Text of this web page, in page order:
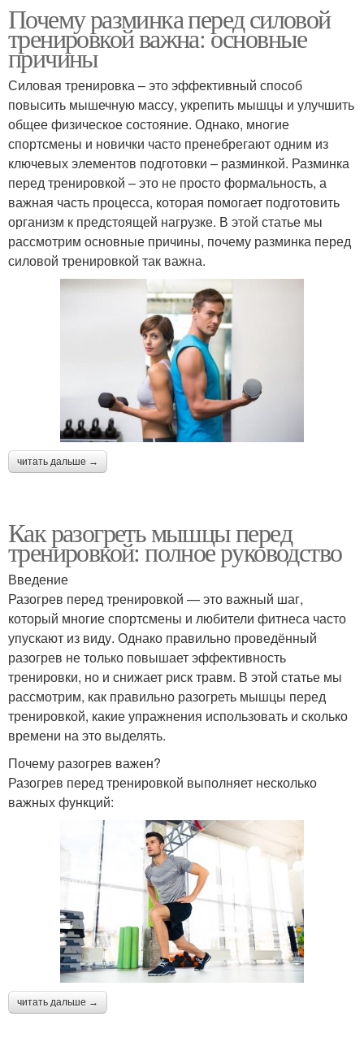
Почему разминка перед силовой
тренировкой важна: основные
причины
Силовая тренировка – это эффективный способ
повысить мышечную массу, укрепить мышцы и улучшить
общее физическое состояние. Однако, многие
спортсмены и новички часто пренебрегают одним из
ключевых элементов подготовки – разминкой. Разминка
перед тренировкой – это не просто формальность, а
важная часть процесса, которая помогает подготовить
организм к предстоящей нагрузке. В этой статье мы
рассмотрим основные причины, почему разминка перед
силовой тренировкой так важна.
читать дальше →
Как разогреть мышцы перед
тренировкой: полное руководство
Введение
Разогрев перед тренировкой — это важный шаг,
который многие спортсмены и любители фитнеса часто
упускают из виду. Однако правильно проведённый
разогрев не только повышает эффективность
тренировки, но и снижает риск травм. В этой статье мы
рассмотрим, как правильно разогреть мышцы перед
тренировкой, какие упражнения использовать и сколько
времени на это выделять.
Почему разогрев важен?
Разогрев перед тренировкой выполняет несколько
важных функций:
читать дальше →